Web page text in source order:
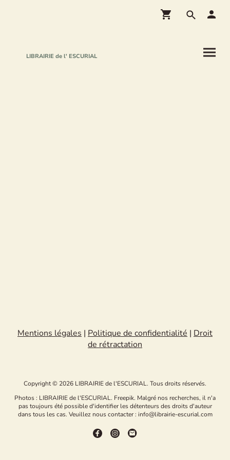
LIBRAIRIE de l' ESCURIAL
Mentions légales | Politique de confidentialité | Droit
de rétractation
Copyright © 2026 LIBRAIRIE de l'ESCURIAL. Tous droits réservés.
Photos : LIBRAIRIE de l'ESCURIAL. Freepik. Malgré nos recherches, il n'a
pas toujours été possible d'identifier les détenteurs des droits d'auteur
dans tous les cas. Veuillez nous contacter : info@librairie-escurial.com